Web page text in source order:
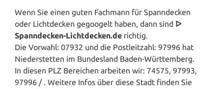
Wenn Sie einen guten Fachmann für Spanndecken
oder Lichtdecken gegoogelt haben, dann sind ᐅ
Spanndecken-Lichtdecken.de richtig.
Die Vorwahl: 07932 und die Postleitzahl: 97996 hat
Niederstetten im Bundesland Baden-Württemberg.
In diesen PLZ Bereichen arbeiten wir: 74575, 97993,
97996 / . Weitere Infos über diese Stadt finden Sie